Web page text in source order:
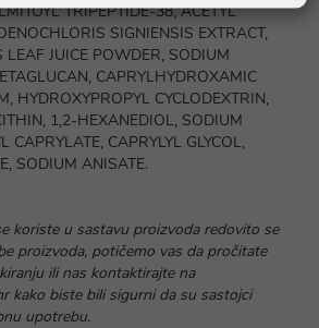
TRIPEPTIDE-38, ACETYL
SIGNIENSIS EXTRACT,
JUICE POWDER, SODIUM
CAPRYLHYDROXAMIC
HYDROXYPROPYL CYCLODEXTRIN,
1,2-HEXANEDIOL, SODIUM
CAPRYLATE, CAPRYLYL GLYCOL,
SODIUM ANISATE.
koriste u sastavu proizvoda redovito se
proizvoda, potičemo vas da pročitate
ili nas kontaktirajte na
kako biste bili sigurni da su sastojci
upotrebu.